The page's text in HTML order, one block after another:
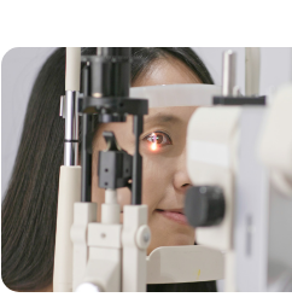
mata. Lalu. apa vitamin yang
[…]